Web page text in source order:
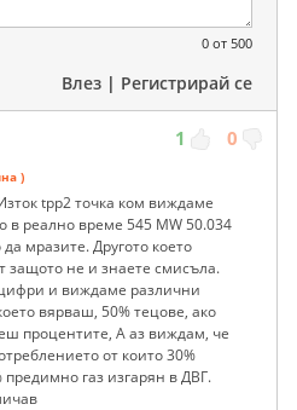
0 от 500
Влез | Регистрирай се
1 0
)
tpp2 точка ком виждаме
в реално време 545 MW 50.034
мразите. Другото което
защото не и знаете смисъла.
и виждаме различни
вярваш, 50% тецове, ако
процентите, А аз виждам, че
от които 30%
газ изгарян в ДВГ.